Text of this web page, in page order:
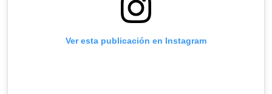
Ver esta publicación en Instagram